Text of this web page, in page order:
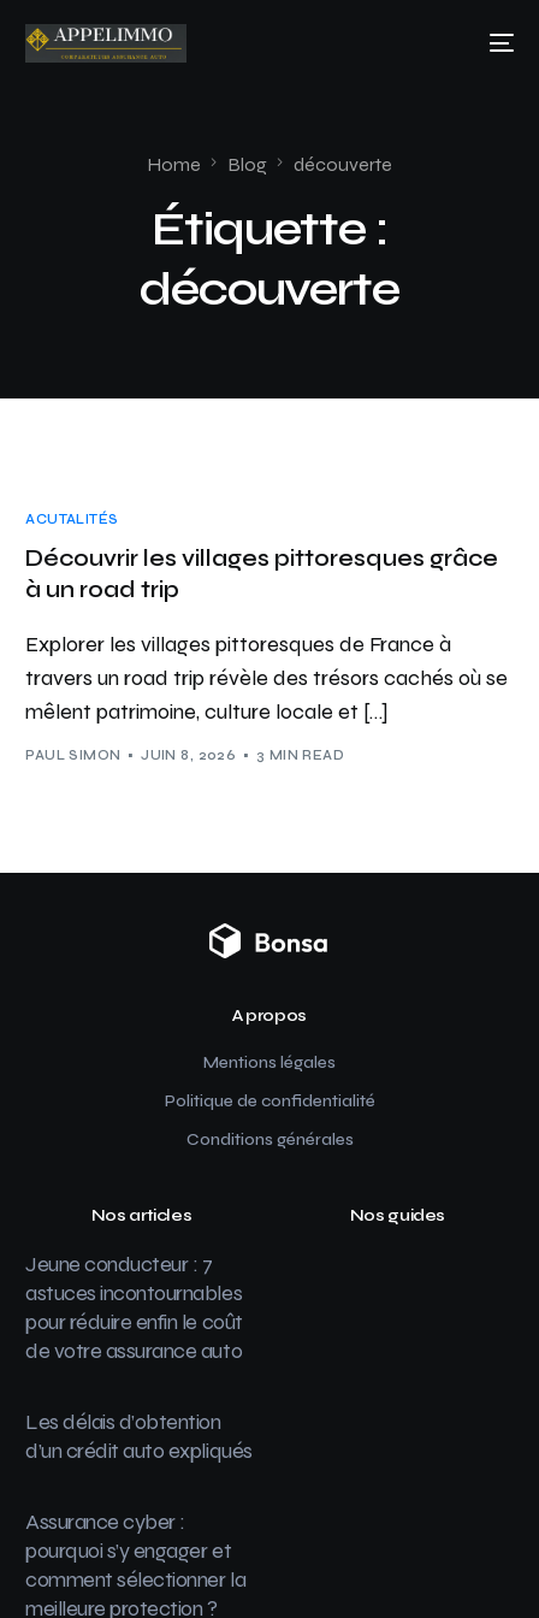
Home Blog découverte
Étiquette :
découverte
ACUTALITÉS
Découvrir les villages pittoresques grâce
à un road trip
Explorer les villages pittoresques de France à
travers un road trip révèle des trésors cachés où se
mêlent patrimoine, culture locale et […]
PAUL SIMON JUIN 8, 2026 3 MIN READ
A propos
Mentions légales
Politique de confidentialité
Conditions générales
Nos articles
Jeune conducteur : 7
astuces incontournables
pour réduire enfin le coût
de votre assurance auto
Les délais d’obtention
d’un crédit auto expliqués
Assurance cyber :
pourquoi s’y engager et
comment sélectionner la
meilleure protection ?
Nos guides